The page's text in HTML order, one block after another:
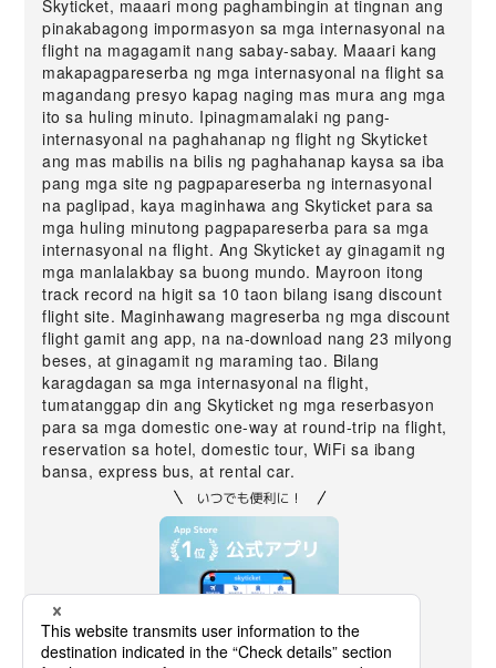
Skyticket, maaari mong paghambingin at tingnan ang
pinakabagong impormasyon sa mga internasyonal na
flight na magagamit nang sabay-sabay. Maaari kang
makapagpareserba ng mga internasyonal na flight sa
magandang presyo kapag naging mas mura ang mga
ito sa huling minuto. Ipinagmamalaki ng pang-
internasyonal na paghahanap ng flight ng Skyticket
ang mas mabilis na bilis ng paghahanap kaysa sa iba
pang mga site ng pagpapareserba ng internasyonal
na paglipad, kaya maginhawa ang Skyticket para sa
mga huling minutong pagpapareserba para sa mga
internasyonal na flight. Ang Skyticket ay ginagamit ng
mga manlalakbay sa buong mundo. Mayroon itong
track record na higit sa 10 taon bilang isang discount
flight site. Maginhawang magreserba ng mga discount
flight gamit ang app, na na-download nang 23 milyong
beses, at ginagamit ng maraming tao. Bilang
karagdagan sa mga internasyonal na flight,
tumatanggap din ang Skyticket ng mga reserbasyon
para sa mga domestic one-way at round-trip na flight,
reservation sa hotel, domestic tour, WiFi sa ibang
bansa, express bus, at rental car.